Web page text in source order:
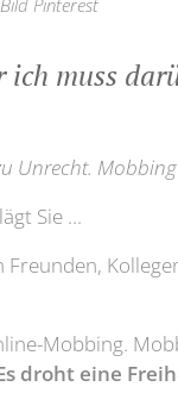
Pinterest
muss
Unrecht.
Sie ...
Mobbing.
droht eine